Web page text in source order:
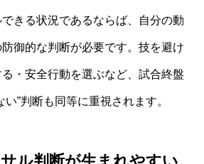
きる状況であるならば、自分の動
御的な判断が必要です。技を避け
・安全行動を選ぶなど、試合終盤
”判断も同等に重視されます。